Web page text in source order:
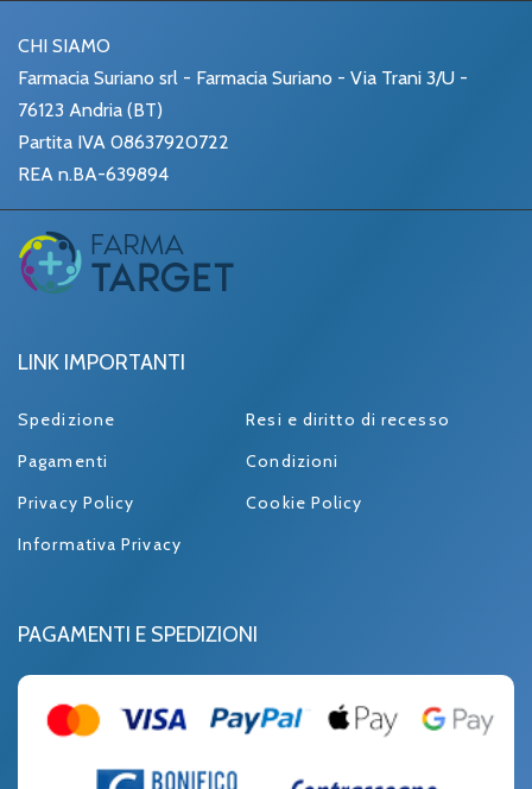
CHI SIAMO
Farmacia Suriano srl - Farmacia Suriano - Via Trani 3/U -
76123 Andria (BT)
Partita IVA 08637920722
REA n.BA-639894
LINK IMPORTANTI
Spedizione
Resi e diritto di recesso
Pagamenti
Condizioni
Privacy Policy
Cookie Policy
Informativa Privacy
PAGAMENTI E SPEDIZIONI